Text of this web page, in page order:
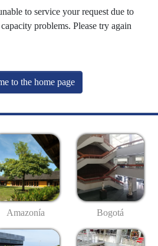
to service your request due to
problems. Please try again
to the home page
Amazonía Bogotá